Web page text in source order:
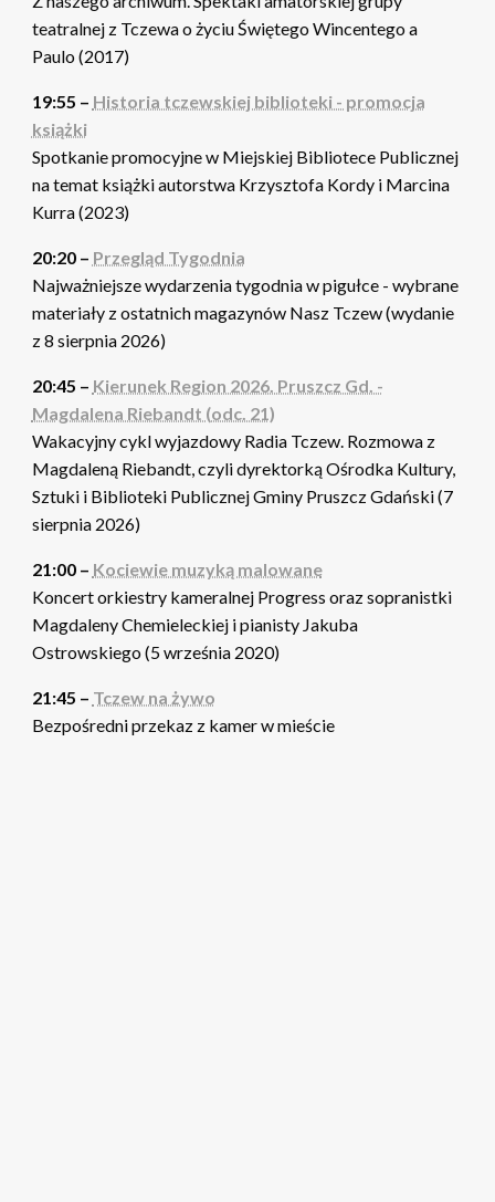
teatralnej z Tczewa o życiu Świętego Wincentego a
Paulo (2017)
19:55 – Historia tczewskiej biblioteki - promocja
książki
Spotkanie promocyjne w Miejskiej Bibliotece Publicznej
na temat książki autorstwa Krzysztofa Kordy i Marcina
Kurra (2023)
20:20 – Przegląd Tygodnia
Najważniejsze wydarzenia tygodnia w pigułce - wybrane
materiały z ostatnich magazynów Nasz Tczew (wydanie
z 8 sierpnia 2026)
20:45 – Kierunek Region 2026. Pruszcz Gd. -
Magdalena Riebandt (odc. 21)
Wakacyjny cykl wyjazdowy Radia Tczew. Rozmowa z
Magdaleną Riebandt, czyli dyrektorką Ośrodka Kultury,
Sztuki i Biblioteki Publicznej Gminy Pruszcz Gdański (7
sierpnia 2026)
21:00 – Kociewie muzyką malowane
Koncert orkiestry kameralnej Progress oraz sopranistki
Magdaleny Chemieleckiej i pianisty Jakuba
Ostrowskiego (5 września 2020)
21:45 – Tczew na żywo
Bezpośredni przekaz z kamer w mieście